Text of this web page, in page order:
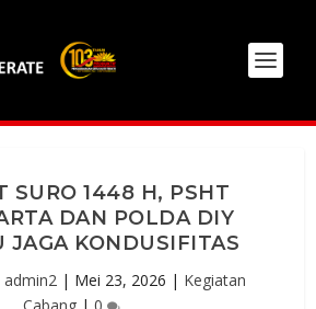
SURO 1448 H, PSHT
DAN POLDA DIY
JAGA KONDUSIFITAS
admin2| Mei 23, 2026 | Kegiatan